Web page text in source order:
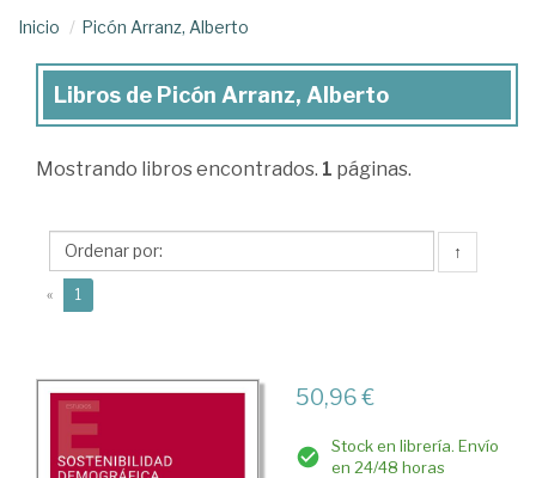
Inicio Picón Arranz, Alberto
Libros
Picón
Alberto
Libros de Picón Arranz, Alberto
Mostrando libros encontrados. 1 páginas.
↑
« 1
50,96 €
Stock en librería. Envío
en 24/48 horas